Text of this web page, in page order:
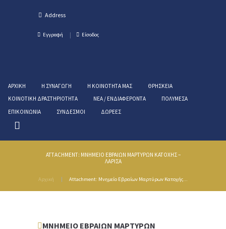
Εγγραφή Είσοδος
ΑΡΧΙΚΉ Η ΣΥΝΑΓΩΓΉ Η ΚΟΙΝΌΤΗΤΑ ΜΑΣ
ΘΡΗΣΚΕΊΑ
ΚΟΙΝΟΤΙΚΉ ΔΡΑΣΤΗΡΙΌΤΗΤΑ
ΝΈΑ / ΕΝΔΙΑΦΈΡΟΝΤΑ
ΠΟΛΥΜΈΣΑ
ΕΠΙΚΟΙΝΩΝΊΑ
ΣΎΝΔΕΣΜΟΙ ΔΩΡΕΈΣ
ATTACHMENT: ΜΝΗΜΕΊΟ ΕΒΡΑΊΩΝ ΜΑΡΤΎΡΩΝ ΚΑΤΟΧΉΣ –
ΛΆΡΙΣΑ
Αρχική Attachment: Μνημείο Εβραίων Μαρτύρων Κατοχής...
ΜΝΗΜΕΊΟ ΕΒΡΑΊΩΝ ΜΑΡΤΎΡΩΝ